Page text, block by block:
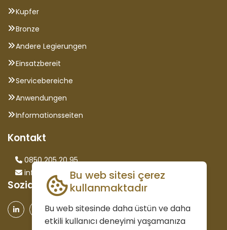
Kupfer
Bronze
Andere Legierungen
Einsatzbereit
Servicebereiche
Anwendungen
Informationsseiten
Kontakt
0850 205 20 95
info@saglammetal.com
Sozialen Medien
Bu web sitesi çerez
kullanmaktadır
Bu web sitesinde daha üstün ve daha
etkili kullanıcı deneyimi yaşamanıza